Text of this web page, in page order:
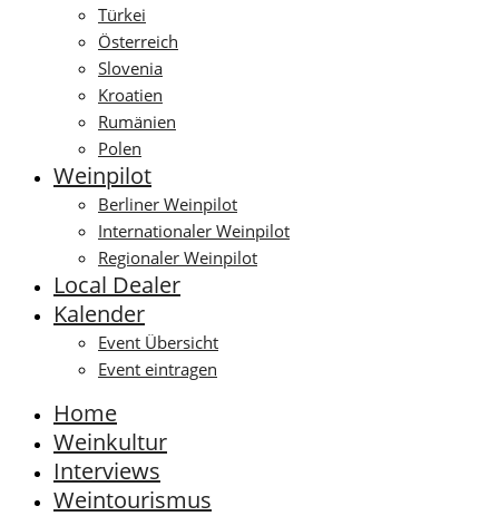
Türkei
Österreich
Slovenia
Kroatien
Rumänien
Polen
Weinpilot
Berliner Weinpilot
Internationaler Weinpilot
Regionaler Weinpilot
Local Dealer
Kalender
Event Übersicht
Event eintragen
Home
Weinkultur
Interviews
Weintourismus